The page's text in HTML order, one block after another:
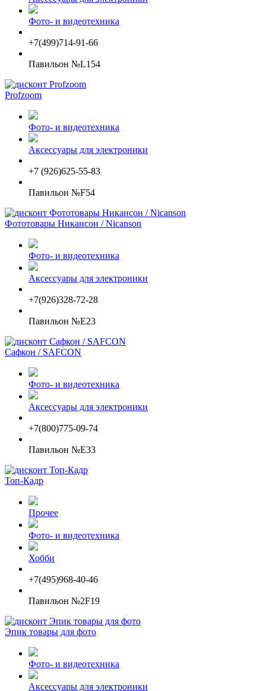
Фото- и видеотехника
+7(499)714-91-66
Павильон №L154
Profzoom
Фото- и видеотехника
Аксессуары для электроники
+7 (926)625-55-83
Павильон №F54
Фототовары Никансон / Nicanson
Фото- и видеотехника
Аксессуары для электроники
+7(926)328-72-28
Павильон №E23
Сафкон / SAFCON
Фото- и видеотехника
Аксессуары для электроники
+7(800)775-09-74
Павильон №E33
Топ-Кадр
Прочее
Фото- и видеотехника
Хобби
+7(495)968-40-46
Павильон №2F19
Эпик товары для фото
Фото- и видеотехника
Аксессуары для электроники